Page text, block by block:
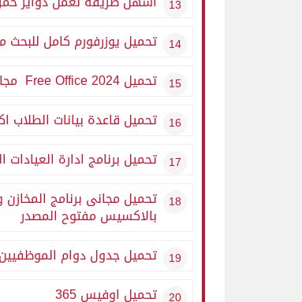
تحميل يوزرفورم كامل للبحث
تحميل Free Office 2024 مجانا
تحميل قاعدة بيانات
تحميل برنامج ادارة
تحميل مجانى برنامج
بالاكسيس مفتوح المصدر
تحميل جدول دوام
تحميل اوفيس 365